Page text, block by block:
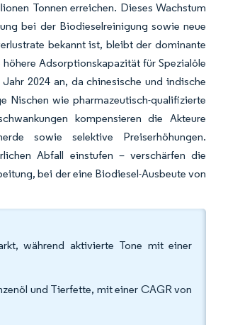
Tonnen erreichen. Dieses Wachstum
bei der Biodieselreinigung sowie neue
bekannt ist, bleibt der dominante
Adsorptionskapazität für Spezialöle
2024 an, da chinesische und indische
Nischen wie pharmazeutisch-qualifizierte
kompensieren die Akteure
sowie selektive Preiserhöhungen.
Abfall einstufen – verschärfen die
bei der eine Biodiesel-Ausbeute von
während aktivierte Tone mit einer
und Tierfette, mit einer CAGR von